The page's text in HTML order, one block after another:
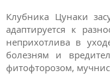
Клубника Цунаки
адаптируется к
неприхотлива в
болезням и
фитофторозом,